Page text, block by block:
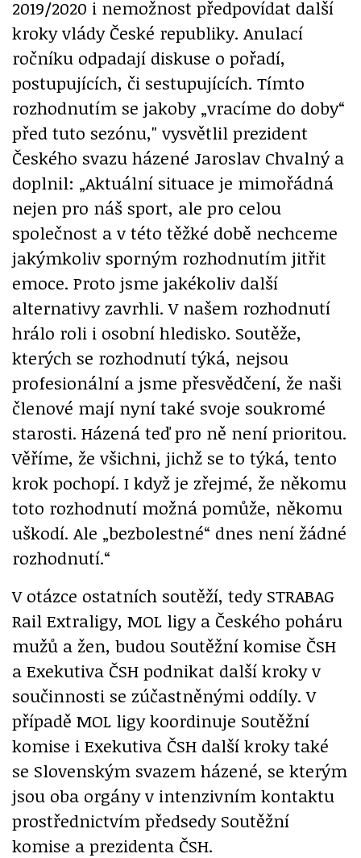
2019/2020 i nemožnost předpovídat další
kroky vlády České republiky. Anulací
ročníku odpadají diskuse o pořadí,
postupujících, či sestupujících. Tímto
rozhodnutím se jakoby „vracíme do doby“
před tuto sezónu," vysvětlil prezident
Českého svazu házené Jaroslav Chvalný a
doplnil: „Aktuální situace je mimořádná
nejen pro náš sport, ale pro celou
společnost a v této těžké době nechceme
jakýmkoliv sporným rozhodnutím jitřit
emoce. Proto jsme jakékoliv další
alternativy zavrhli. V našem rozhodnutí
hrálo roli i osobní hledisko. Soutěže,
kterých se rozhodnutí týká, nejsou
profesionální a jsme přesvědčení, že naši
členové mají nyní také svoje soukromé
starosti. Házená teď pro ně není prioritou.
Věříme, že všichni, jichž se to týká, tento
krok pochopí. I když je zřejmé, že někomu
toto rozhodnutí možná pomůže, někomu
uškodí. Ale „bezbolestné“ dnes není žádné
rozhodnutí.“
V otázce ostatních soutěží, tedy STRABAG
Rail Extraligy, MOL ligy a Českého poháru
mužů a žen, budou Soutěžní komise ČSH
a Exekutiva ČSH podnikat další kroky v
součinnosti se zúčastněnými oddíly. V
případě MOL ligy koordinuje Soutěžní
komise i Exekutiva ČSH další kroky také
se Slovenským svazem házené, se kterým
jsou oba orgány v intenzivním kontaktu
prostřednictvím předsedy Soutěžní
komise a prezidenta ČSH.